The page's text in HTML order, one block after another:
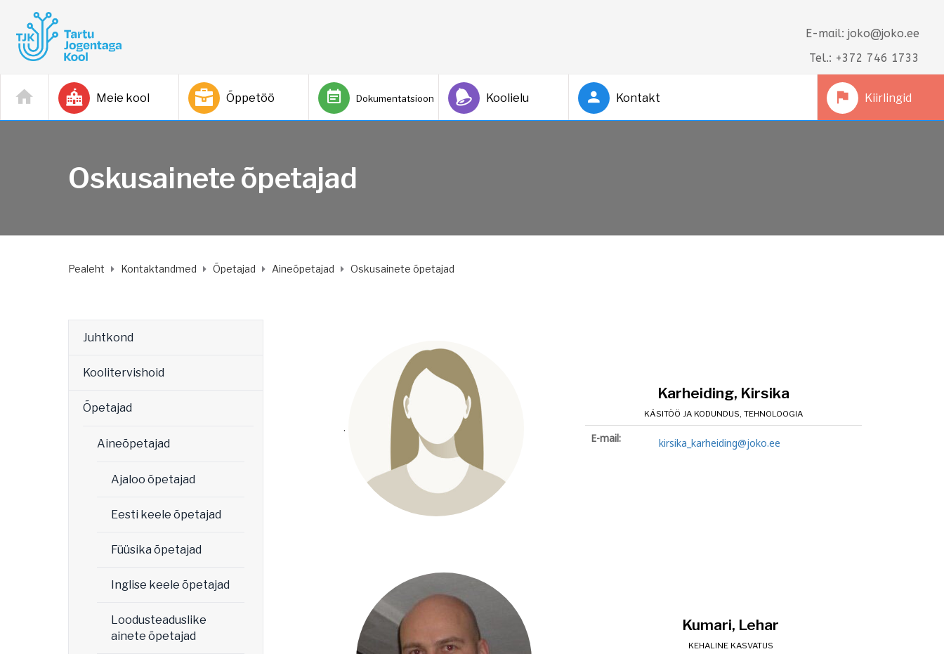
E-mail: joko@joko.ee
Tel.: +372 746 1733
Meie kool Õppetöö Dokumentatsioon Koolielu Kontakt Kiirlingid
Oskusainete õpetajad
Pealeht Kontaktandmed Õpetajad Aineõpetajad Oskusainete õpetajad
Juhtkond
Koolitervishoid
Õpetajad
Aineõpetajad
Ajaloo õpetajad
Eesti keele õpetajad
Füüsika õpetajad
Inglise keele õpetajad
Loodusteaduslike
ainete õpetajad
.
Karheiding, Kirsika
KÄSITÖÖ JA KODUNDUS, TEHNOLOOGIA
E-mail: kirsika_karheiding@joko.ee
Kumari, Lehar
KEHALINE KASVATUS